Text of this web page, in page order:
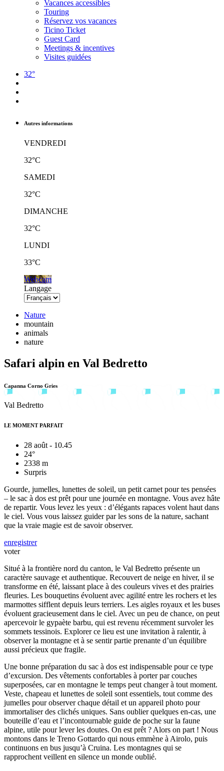
Vacances accessibles
Touring
Réservez vos vacances
Ticino Ticket
Guest Card
Meetings & incentives
Visites guidées
32°
Autres informations
VENDREDI
32°C
SAMEDI
32°C
DIMANCHE
32°C
LUNDI
33°C
Webcam
Langage
Nature
mountain
animals
nature
Safari alpin en Val Bedretto
Capanna Corno Gries
Val Bedretto
LE MOMENT PARFAIT
28 août - 10.45
24°
2338 m
Surpris
Gourde, jumelles, lunettes de soleil, un petit carnet pour tes pensées
– le sac à dos est prêt pour une journée en montagne. Vous avez hâte
de repartir. Vous levez les yeux : d’élégants rapaces volent haut dans
le ciel. Vous vous laissez guider par les sons de la nature, sachant
que la vraie magie est de savoir observer.
enregistrer
voter
Situé à la frontière nord du canton, le Val Bedretto présente un
caractère sauvage et authentique. Recouvert de neige en hiver, il se
transforme en été, laissant place à des couleurs vives et des prairies
fleuries. Les bouquetins évoluent avec agilité entre les rochers et les
marmottes sifflent depuis leurs terriers. Les aigles royaux et les buses
évoluent gracieusement dans le ciel. Avec un peu de chance, on peut
apercevoir le gypaète barbu, qui est revenu récemment survoler les
sommets tessinois. Explorer ce lieu est une invitation à ralentir, à
observer la montagne et à se sentir partie prenante d’un équilibre
aussi précieux que fragile.
Une bonne préparation du sac à dos est indispensable pour ce type
d’excursion. Des vêtements confortables à porter par couches
superposées, car en montagne le temps peut changer à tout moment.
Veste, chapeau et lunettes de soleil sont essentiels, tout comme des
jumelles pour observer chaque détail et un appareil photo pour
immortaliser des clichés uniques. Sans oublier quelques en-cas, une
bouteille d’eau et l’incontournable guide de poche sur la faune
alpine, utile pour lever les doutes. On est prêt ? Alors on part ! Nous
montons dans le Treno Gottardo qui nous emmène à Airolo, puis
continuons en bus jusqu’à Cruina. Les montagnes qui se
rapprochent veillent en silence un monde oublié.